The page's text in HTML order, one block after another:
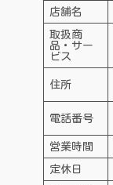
店舗名
取扱商
品・サー
ビス
住所
電話番号
営業時間
定休日